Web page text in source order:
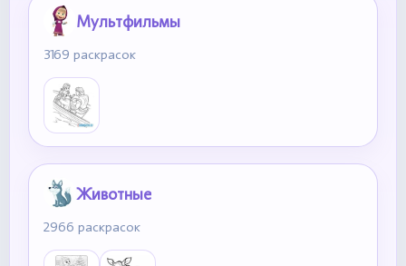
Мультфильмы
3169 раскрасок
Животные
2966 раскрасок